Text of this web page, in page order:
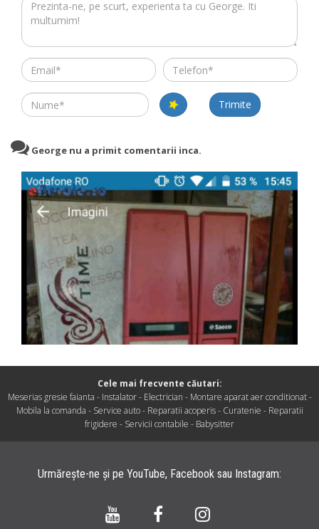
Email Telefon
Name Trimite
George nu a primit comentarii inca.
Cele mai frecvente căutari:
Meserias gresie faianta - Instalator- Electrician - Montare aparat aer conditionat-
Mobila la comanda - Service auto- Reparatii acoperis- Curatenie - Reparatii
frigidere - Servicii contabile - Babysitter
Urmărește-ne și pe YouTube, Facebook sau Instagram: